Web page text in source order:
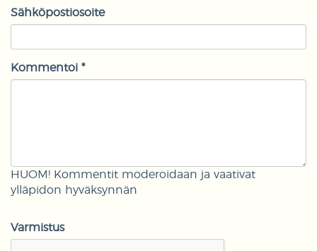
Sähköpostiosoite
Kommentoi *
HUOM! Kommentit moderoidaan ja vaativat
ylläpidon hyväksynnän
Varmistus